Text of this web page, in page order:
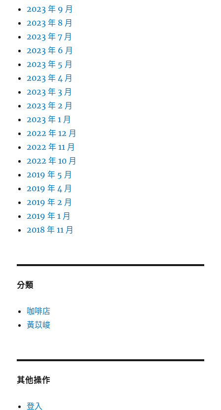
2023 年 9 月
2023 年 8 月
2023 年 7 月
2023 年 6 月
2023 年 5 月
2023 年 4 月
2023 年 3 月
2023 年 2 月
2023 年 1 月
2022 年 12 月
2022 年 11 月
2022 年 10 月
2019 年 5 月
2019 年 4 月
2019 年 2 月
2019 年 1 月
2018 年 11 月
分類
咖啡店
黃苡峻
其他操作
登入